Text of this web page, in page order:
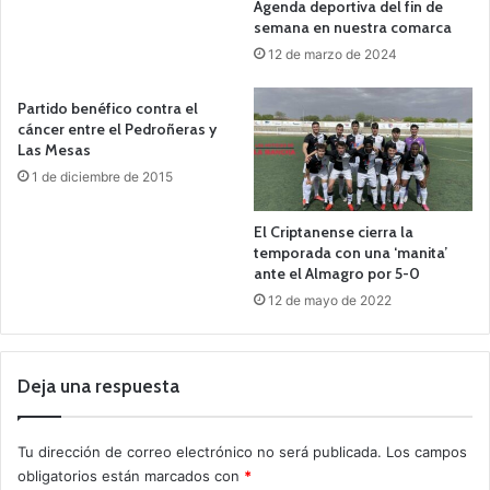
Agenda deportiva del fin de
semana en nuestra comarca
12 de marzo de 2024
Partido benéfico contra el
cáncer entre el Pedroñeras y
Las Mesas
1 de diciembre de 2015
El Criptanense cierra la
temporada con una ‘manita’
ante el Almagro por 5-0
12 de mayo de 2022
Deja una respuesta
Tu dirección de correo electrónico no será publicada. Los campos
obligatorios están marcados con *